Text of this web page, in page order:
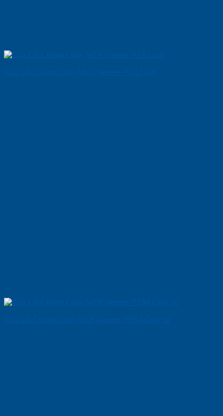
Cửa Gỗ Chống Cháy MDF Veneer P1R2 ash
Cửa Gỗ Chống Cháy MDF Veneer P1R4 Cam xe